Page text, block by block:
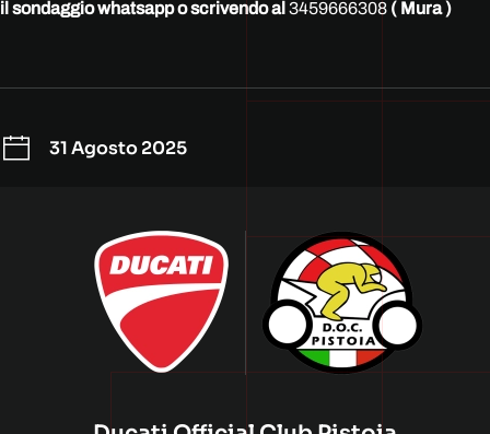
il sondaggio whatsapp o scrivendo al 3459666308 ( Mura )
31 Agosto 2025